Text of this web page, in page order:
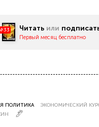
Читать или
Первый месяц бесплатно
ПОЛИТИКА
ЭКОНОМИЧЕСКИЙ